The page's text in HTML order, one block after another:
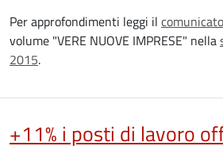
Per approfondimenti leggi il
volume "VERE NUOVE IMPRESE" nella
2015.
+11% i posti di lavoro